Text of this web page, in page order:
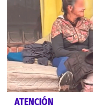
ATENCIÓN